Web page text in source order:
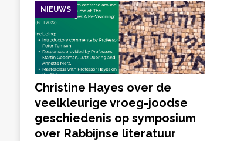
NIEUWS
Christine Hayes over de
veelkleurige vroeg-joodse
geschiedenis op symposium
over Rabbijnse literatuur